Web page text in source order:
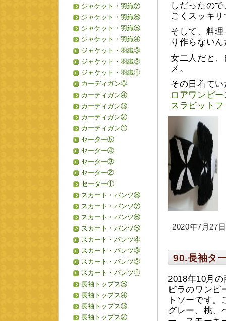
しだったの
ごくスッキ
そして、料
り作らない
女二人だと
メ。
その日着て
ロアワンピー
スラビット
2020年7月27
90.長袖タ
2018年10月
ビラのワンピ
トソーです
グレー、桃、
ジャケット・羽織⑦
ジャケット・羽織⑥
ジャケット・羽織⑤
ジャケット・羽織④
ジャケット・羽織③
ジャケット・羽織②
ジャケット・羽織①
カーディガン⑤
カーディガン④
カーディガン③
カーディガン②
カーディガン①
セーター⑤
セーター④
セーター③
セーター②
セーター①
スカート・パンツ⑧
スカート・パンツ⑦
スカート・パンツ⑥
スカート・パンツ⑤
スカート・パンツ④
スカート・パンツ③
スカート・パンツ②
スカート・パンツ①
長袖トップス⑤
長袖トップス④
長袖トップス③
長袖トップス②